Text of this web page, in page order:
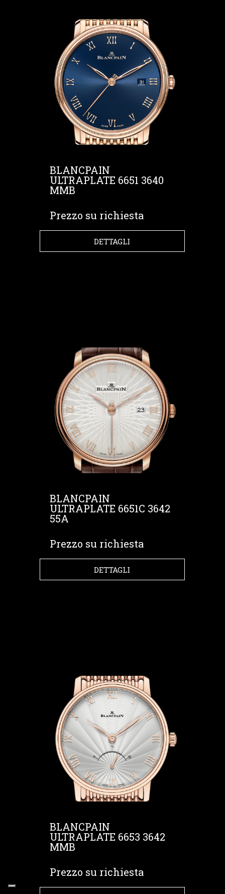
BLANCPAIN
ULTRAPLATE 6651 3640
MMB
Prezzo su richiesta
DETTAGLI
BLANCPAIN
ULTRAPLATE 6651C 3642
55A
Prezzo su richiesta
DETTAGLI
BLANCPAIN
ULTRAPLATE 6653 3642
MMB
Prezzo su richiesta